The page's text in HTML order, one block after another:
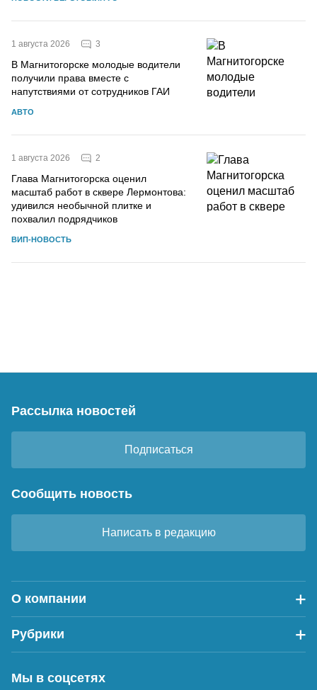
1 августа 2026 3
В Магнитогорске молодые водители
получили права вместе с
напутствиями от сотрудников ГАИ
АВТО
1 августа 2026 2
Глава Магнитогорска оценил
масштаб работ в сквере Лермонтова:
удивился необычной плитке и
похвалил подрядчиков
ВИП-НОВОСТЬ
Рассылка новостей
Подписаться
Сообщить новость
Написать в редакцию
О компании
Рубрики
Мы в соцсетях